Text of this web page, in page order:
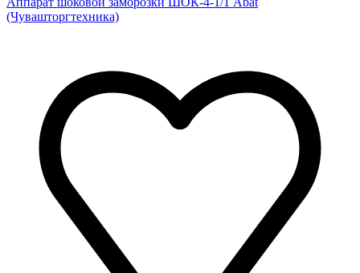
(Чувашторгтехника)